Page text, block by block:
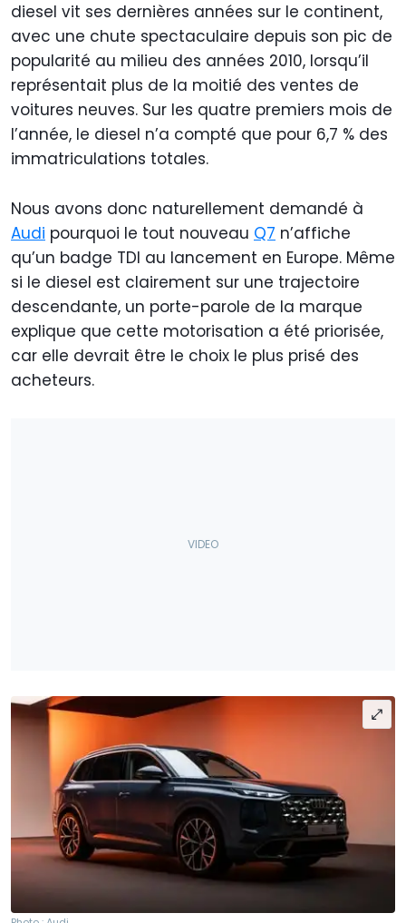
diesel vit ses dernières années sur le continent,
avec une chute spectaculaire depuis son pic de
popularité au milieu des années 2010, lorsqu’il
représentait plus de la moitié des ventes de
voitures neuves. Sur les quatre premiers mois de
l’année, le diesel n’a compté que pour 6,7 % des
immatriculations totales.
Nous avons donc naturellement demandé à
Audi pourquoi le tout nouveau Q7 n’affiche
qu’un badge TDI au lancement en Europe. Même
si le diesel est clairement sur une trajectoire
descendante, un porte-parole de la marque
explique que cette motorisation a été priorisée,
car elle devrait être le choix le plus prisé des
acheteurs.